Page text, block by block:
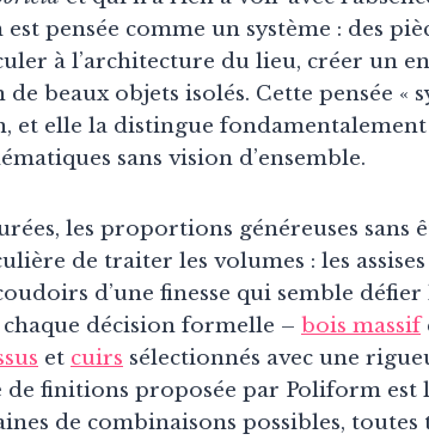
pensée comme un système : des
à l’architecture du lieu, créer un
beaux objets isolés. Cette pensée «
et elle la distingue
sans vision d’ensemble.
les proportions généreuses sans
de traiter les volumes : les
d’une finesse qui semble
décision formelle – bois massif
et cuirs sélectionnés avec une
finitions proposée par Poliform est
de combinaisons possibles,